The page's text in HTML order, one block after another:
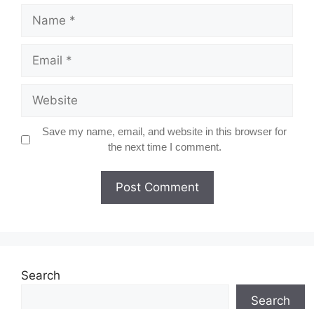
Name
Email
Website
Save my name, email, and website in this browser for
the next time I comment.
Search
Search